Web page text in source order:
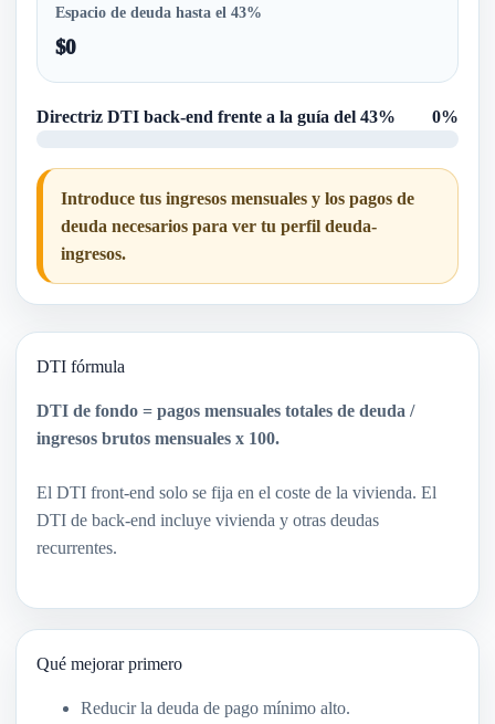
Espacio de deuda hasta el 43%
$0
Directriz DTI back-end frente a la guía del 43% 0%
Introduce tus ingresos mensuales y los pagos de
deuda necesarios para ver tu perfil deuda-
ingresos.
DTI fórmula
DTI de fondo = pagos mensuales totales de deuda /
ingresos brutos mensuales x 100.
El DTI front-end solo se fija en el coste de la vivienda. El
DTI de back-end incluye vivienda y otras deudas
recurrentes.
Qué mejorar primero
Reducir la deuda de pago mínimo alto.